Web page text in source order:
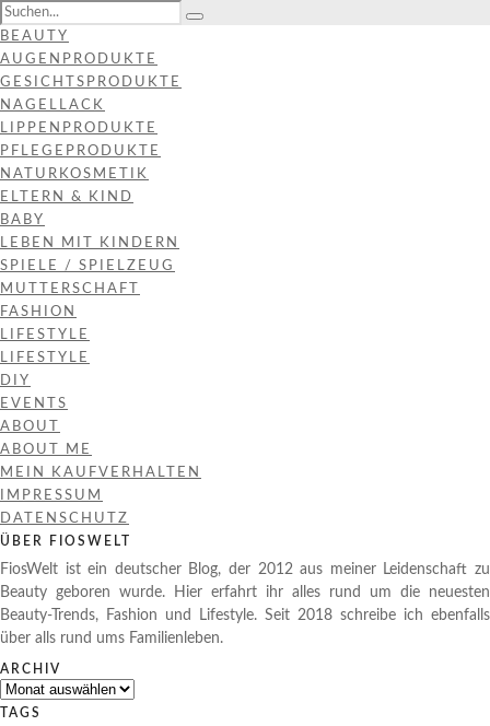
BEAUTY
AUGENPRODUKTE
GESICHTSPRODUKTE
NAGELLACK
LIPPENPRODUKTE
PFLEGEPRODUKTE
NATURKOSMETIK
ELTERN & KIND
BABY
LEBEN MIT KINDERN
SPIELE / SPIELZEUG
MUTTERSCHAFT
FASHION
LIFESTYLE
LIFESTYLE
DIY
EVENTS
ABOUT
ABOUT ME
MEIN KAUFVERHALTEN
IMPRESSUM
DATENSCHUTZ
ÜBER FIOSWELT
FiosWelt ist ein deutscher Blog, der 2012 aus meiner Leidenschaft zu
Beauty geboren wurde. Hier erfahrt ihr alles rund um die neuesten
Beauty-Trends, Fashion und Lifestyle. Seit 2018 schreibe ich ebenfalls
über alls rund ums Familienleben.
ARCHIV
Archiv
TAGS